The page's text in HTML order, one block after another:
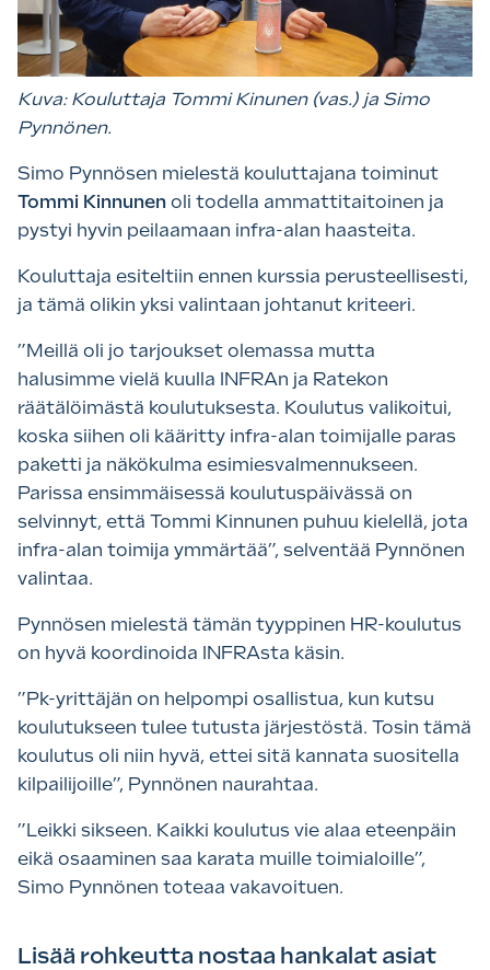
Kuva: Kouluttaja Tommi Kinunen (vas.) ja Simo
Pynnönen.
Simo Pynnösen mielestä kouluttajana toiminut
Tommi Kinnunen oli todella ammattitaitoinen ja
pystyi hyvin peilaamaan infra-alan haasteita.
Kouluttaja esiteltiin ennen kurssia perusteellisesti,
ja tämä olikin yksi valintaan johtanut kriteeri.
”Meillä oli jo tarjoukset olemassa mutta
halusimme vielä kuulla INFRAn ja Ratekon
räätälöimästä koulutuksesta. Koulutus valikoitui,
koska siihen oli kääritty infra-alan toimijalle paras
paketti ja näkökulma esimiesvalmennukseen.
Parissa ensimmäisessä koulutuspäivässä on
selvinnyt, että Tommi Kinnunen puhuu kielellä, jota
infra-alan toimija ymmärtää”, selventää Pynnönen
valintaa.
Pynnösen mielestä tämän tyyppinen HR-koulutus
on hyvä koordinoida INFRAsta käsin.
”Pk-yrittäjän on helpompi osallistua, kun kutsu
koulutukseen tulee tutusta järjestöstä. Tosin tämä
koulutus oli niin hyvä, ettei sitä kannata suositella
kilpailijoille”, Pynnönen naurahtaa.
”Leikki sikseen. Kaikki koulutus vie alaa eteenpäin
eikä osaaminen saa karata muille toimialoille”,
Simo Pynnönen toteaa vakavoituen.
Lisää rohkeutta nostaa hankalat asiat